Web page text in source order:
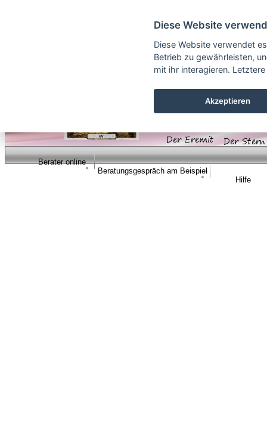
Berater online
Beratungsgespräch am Beispiel
Hilfe
Diese Website
Diese Website verwendet
Betrieb zu gewährleisten,
mit ihr interagieren.
Akzeptieren